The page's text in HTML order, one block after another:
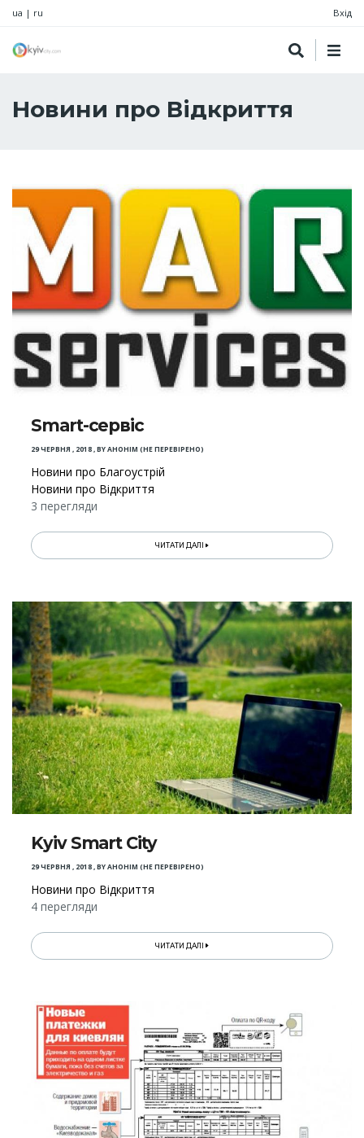
ua | ru Вхід
Новини про Відкриття
Smart-сервіс
29 ЧЕРВНЯ , 2018,BYАНОНІМ (НЕ ПЕРЕВІРЕНО)
Новини про Благоустрій
Новини про Відкриття
3 перегляди
ЧИТАТИ ДАЛІ
Kyiv Smart City
29 ЧЕРВНЯ , 2018,BYАНОНІМ (НЕ ПЕРЕВІРЕНО)
Новини про Відкриття
4 перегляди
ЧИТАТИ ДАЛІ